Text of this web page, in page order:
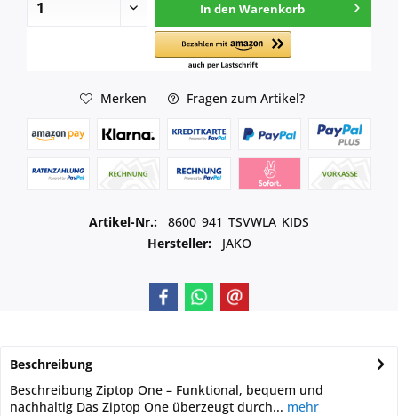
In den Warenkorb
Merken Fragen zum Artikel?
Artikel-Nr.:
8600_941_TSVWLA_KIDS
Hersteller:
JAKO
Beschreibung
Beschreibung Ziptop One – Funktional, bequem und
nachhaltig Das Ziptop One überzeugt durch... mehr